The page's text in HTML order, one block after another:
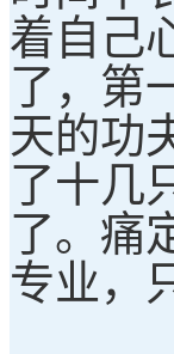
着自己
了，第
天的功
了十几
了。痛
专业，